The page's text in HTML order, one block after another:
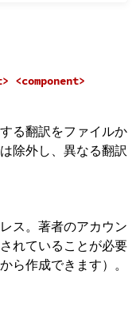
<component>
る翻訳をファイルか
除外し、異なる翻訳
ス。著者のアカウン
れていることが必要
ら作成できます）。